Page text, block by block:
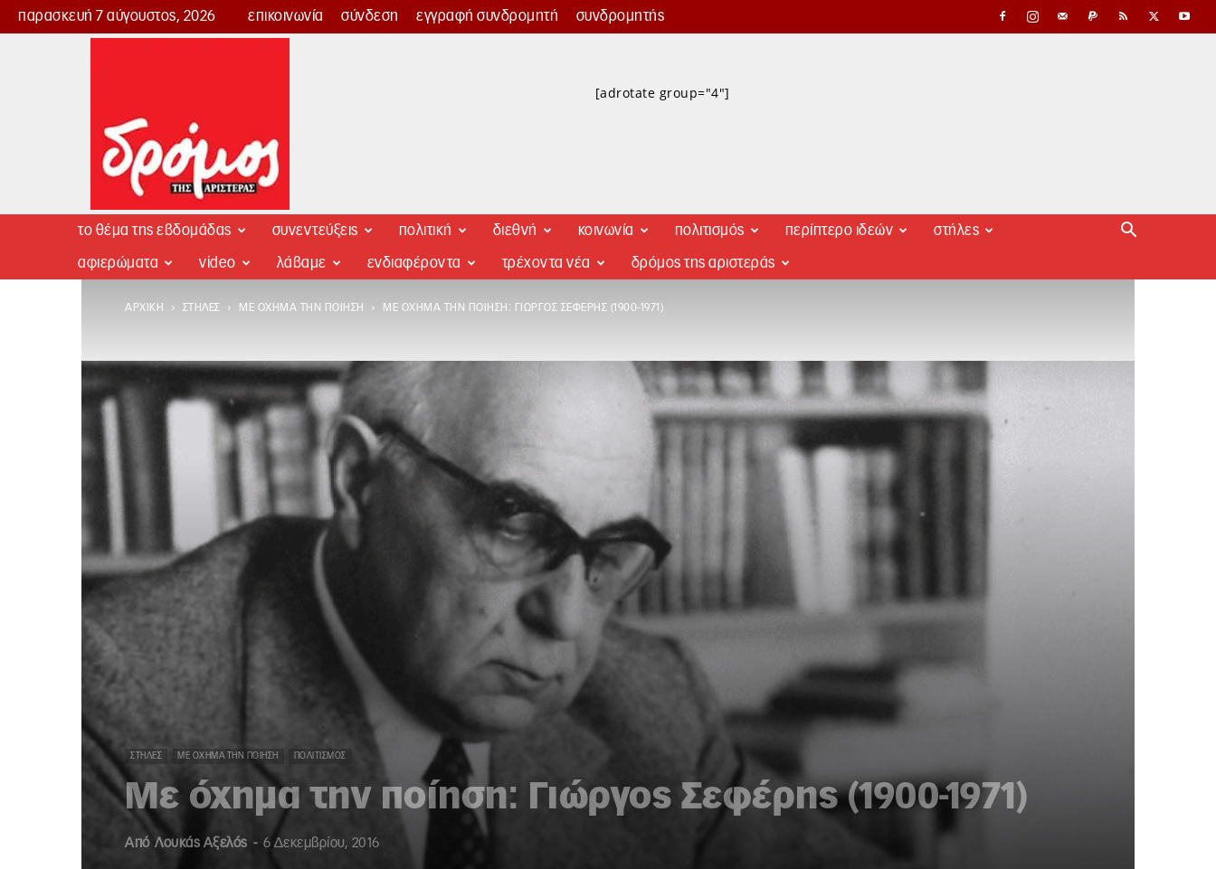
παρασκευή 7 αύγουστος, 2026 επικοινωνία σύνδεση εγγραφή συνδρομητή συνδρομητής
Δρόμος
[adrotate group="4"]
το θέμα της εβδομάδας συνεντεύξεις πολιτική διεθνή κοινωνία πολιτισμός περίπτερο ιδεών στήλες
αφιερώματα video λάβαμε ενδιαφέροντα τρέχοντα νέα δρόμος της αριστεράς
ΑΡΧΙΚΉ ΣΤΉΛΕΣ ΜΕ ΌΧΗΜΑ ΤΗΝ ΠΟΊΗΣΗ ΜΕ ΌΧΗΜΑ ΤΗΝ ΠΟΊΗΣΗ: ΓΙΏΡΓΟΣ ΣΕΦΈΡΗΣ (1900-1971)
ΣΤΉΛΕΣ ΜΕ ΌΧΗΜΑ ΤΗΝ ΠΟΊΗΣΗ ΠΟΛΙΤΙΣΜΌΣ
Με όχημα την ποίηση: Γιώργος Σεφέρης (1900-1971)
Από Λουκάς Αξελός - 6 Δεκεμβρίου, 2016